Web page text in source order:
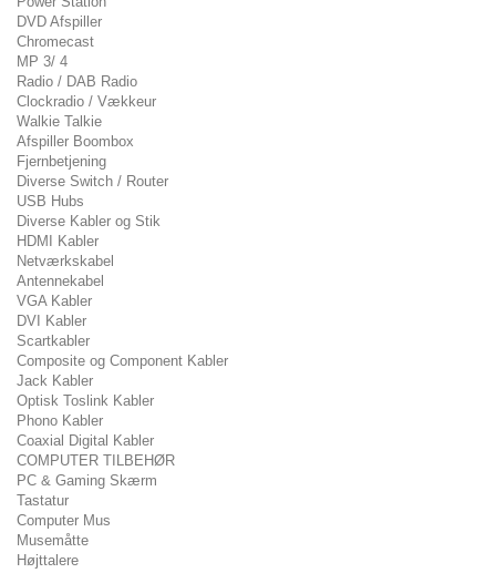
DVD Afspiller
Chromecast
MP 3/ 4
Radio / DAB Radio
Clockradio / Vækkeur
Walkie Talkie
Afspiller Boombox
Fjernbetjening
Diverse Switch / Router
USB Hubs
Diverse Kabler og Stik
HDMI Kabler
Netværkskabel
Antennekabel
VGA Kabler
DVI Kabler
Scartkabler
Composite og Component Kabler
Jack Kabler
Optisk Toslink Kabler
Phono Kabler
Coaxial Digital Kabler
COMPUTER TILBEHØR
PC & Gaming Skærm
Tastatur
Computer Mus
Musemåtte
Højttalere